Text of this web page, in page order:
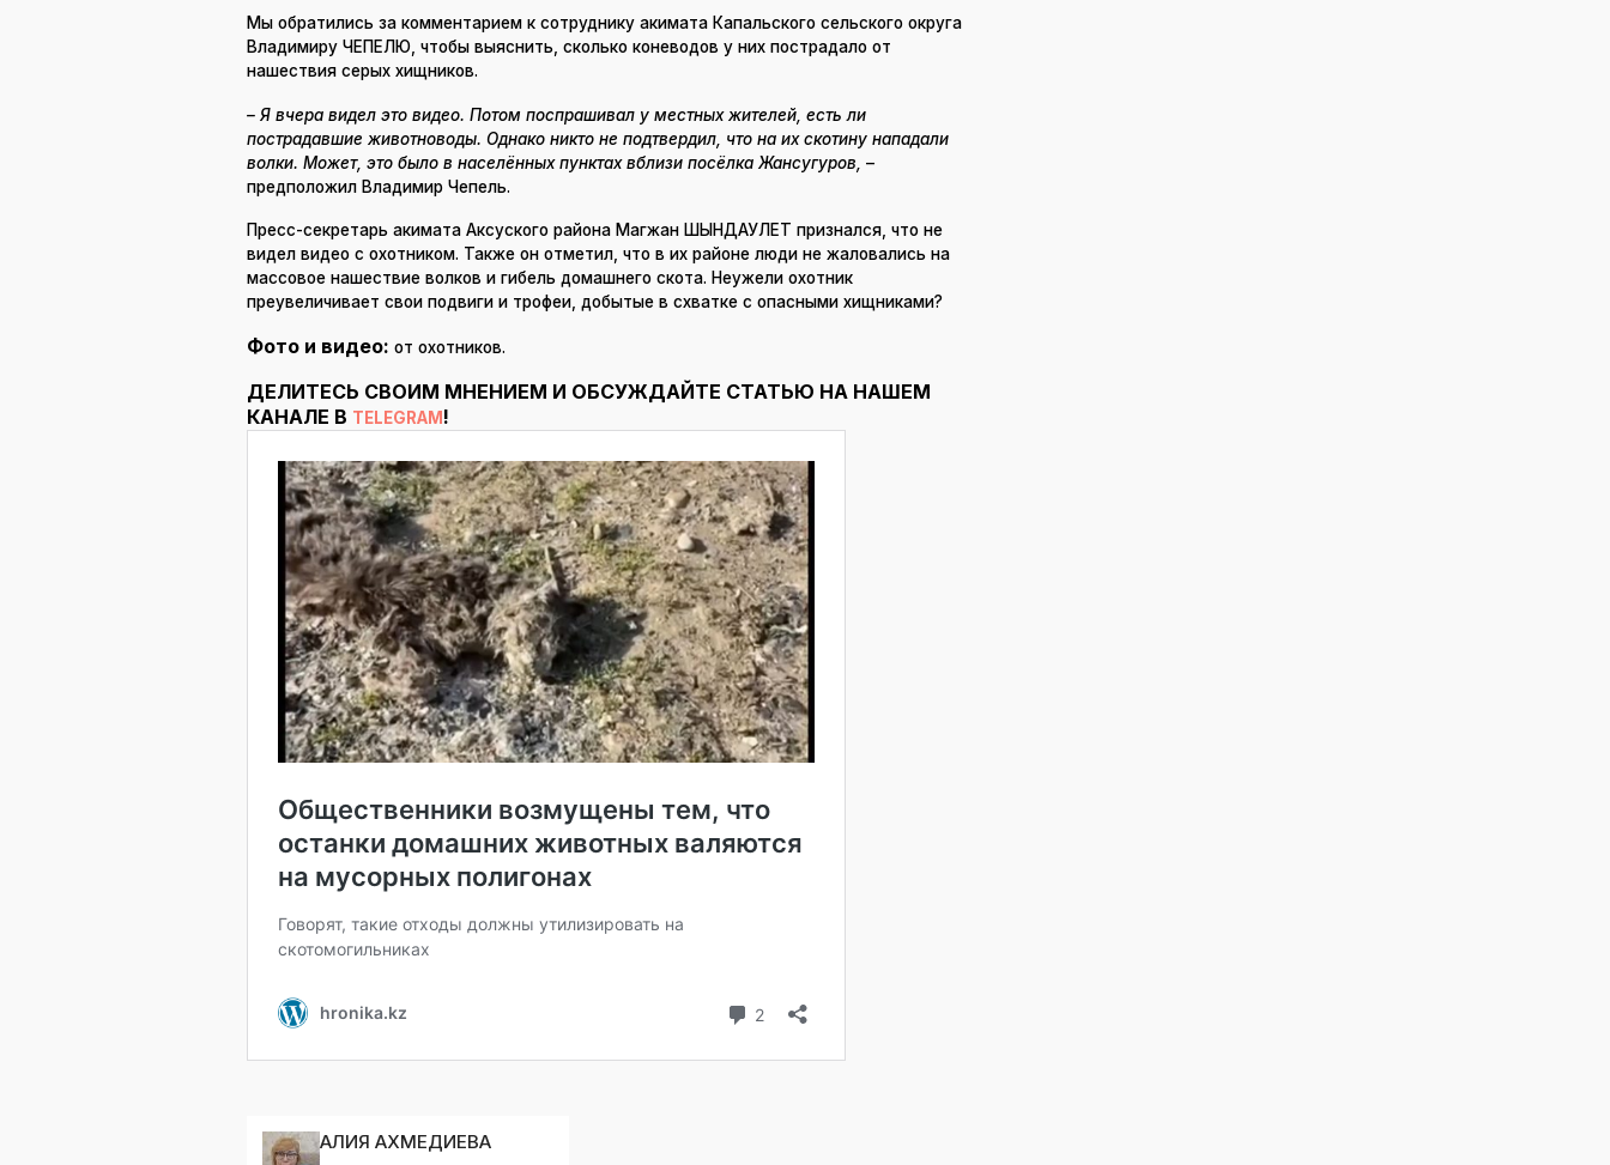
Мы обратились за комментарием к сотруднику акимата Капальского сельского округа
Владимиру ЧЕПЕЛЮ, чтобы выяснить, сколько коневодов у них пострадало от
нашествия серых хищников.
– Я вчера видел это видео. Потом поспрашивал у местных жителей, есть ли
пострадавшие животноводы. Однако никто не подтвердил, что на их скотину нападали
волки. Может, это было в населённых пунктах вблизи посёлка Жансугуров, –
предположил Владимир Чепель.
Пресс-секретарь акимата Аксуского района Магжан ШЫНДАУЛЕТ признался, что не
видел видео с охотником. Также он отметил, что в их районе люди не жаловались на
массовое нашествие волков и гибель домашнего скота. Неужели охотник
преувеличивает свои подвиги и трофеи, добытые в схватке с опасными хищниками?
Фото и видео: от охотников.
ДЕЛИТЕСЬ СВОИМ МНЕНИЕМ И ОБСУЖДАЙТЕ СТАТЬЮ НА НАШЕМ
КАНАЛЕ В TELEGRAM !
АЛИЯ АХМЕДИЕВА